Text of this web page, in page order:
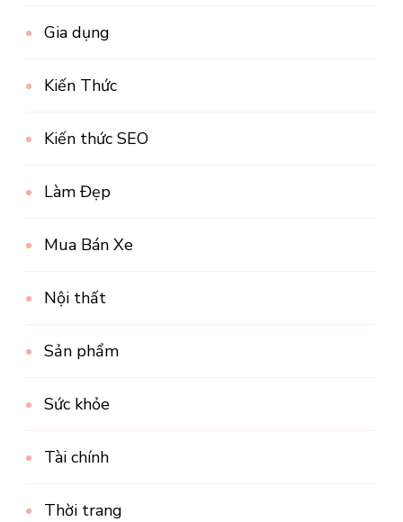
Gia dụng
Kiến Thức
Kiến thức SEO
Làm Đẹp
Mua Bán Xe
Nội thất
Sản phẩm
Sức khỏe
Tài chính
Thời trang